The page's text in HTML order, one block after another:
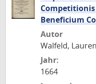
Beneficium
Autor
Walfeld,
Jahr:
1664